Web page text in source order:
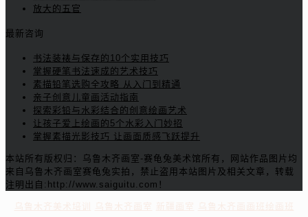
放大的五官
最新咨询
书法装裱与保存的10个实用技巧
掌握硬笔书法速成的艺术技巧
素描铅笔选购全攻略 从入门到精通
亲子创意儿童画活动指南
探索彩铅与水彩结合的创意绘画艺术
让孩子爱上绘画的5个水彩入门妙招
掌握素描光影技巧 让画面质感飞跃提升
本站所有版权归：乌鲁木齐画室-赛龟兔美术馆所有，网站作品图片均
来自乌鲁木齐画室赛龟兔实拍，禁止盗用本站图片及相关文章，转载
注明出自:http://www.saiguitu.com！
乌鲁木齐美术培训 乌鲁木齐画室 新疆画室 乌鲁木齐画画班绘画班